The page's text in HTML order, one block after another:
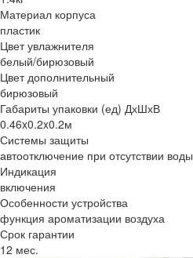
Материал корпуса
пластик
Цвет увлажнителя
белый/бирюзовый
Цвет дополнительный
бирюзовый
Габариты упаковки (ед) ДхШхВ
0.46x0.2x0.2м
Системы защиты
автоотключение при отсутствии воды
Индикация
включения
Особенности устройства
функция ароматизации воздуха
Срок гарантии
12 мес.